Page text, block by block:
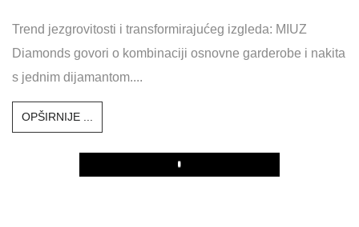
Trend jezgrovitosti i transformirajućeg izgleda: MIUZ
Diamonds govori o kombinaciji osnovne garderobe i nakita
s jednim dijamantom....
OPŠIRNIJE ...
Play